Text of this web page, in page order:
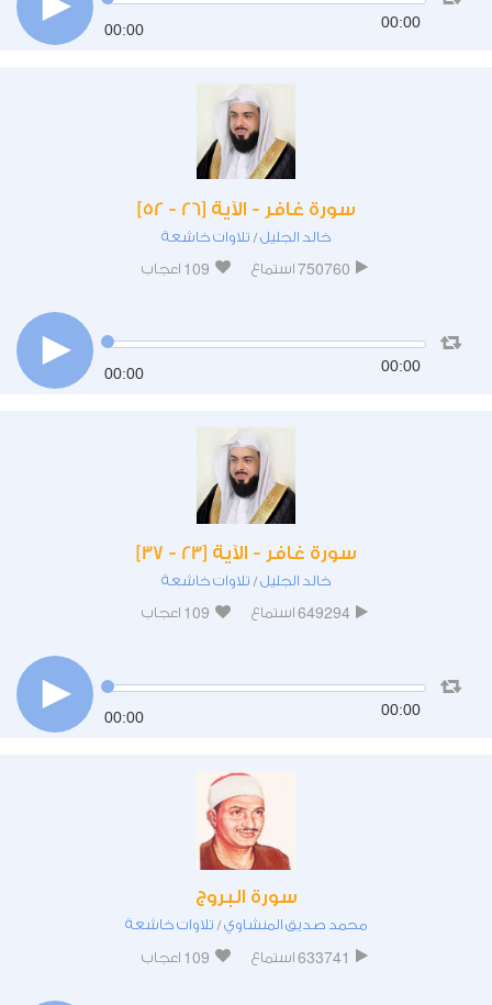
00:00 00:00
سورة غافر - الآية [26 - 52]
خالد الجليل/ تلاوات خاشعة
750760 استماع 109 اعجاب
00:00 00:00
سورة غافر - الآية [23 - 37]
خالد الجليل/ تلاوات خاشعة
649294 استماع 109 اعجاب
00:00 00:00
سورة البروج
محمد صديق المنشاوي/ تلاوات خاشعة
633741 استماع 109 اعجاب